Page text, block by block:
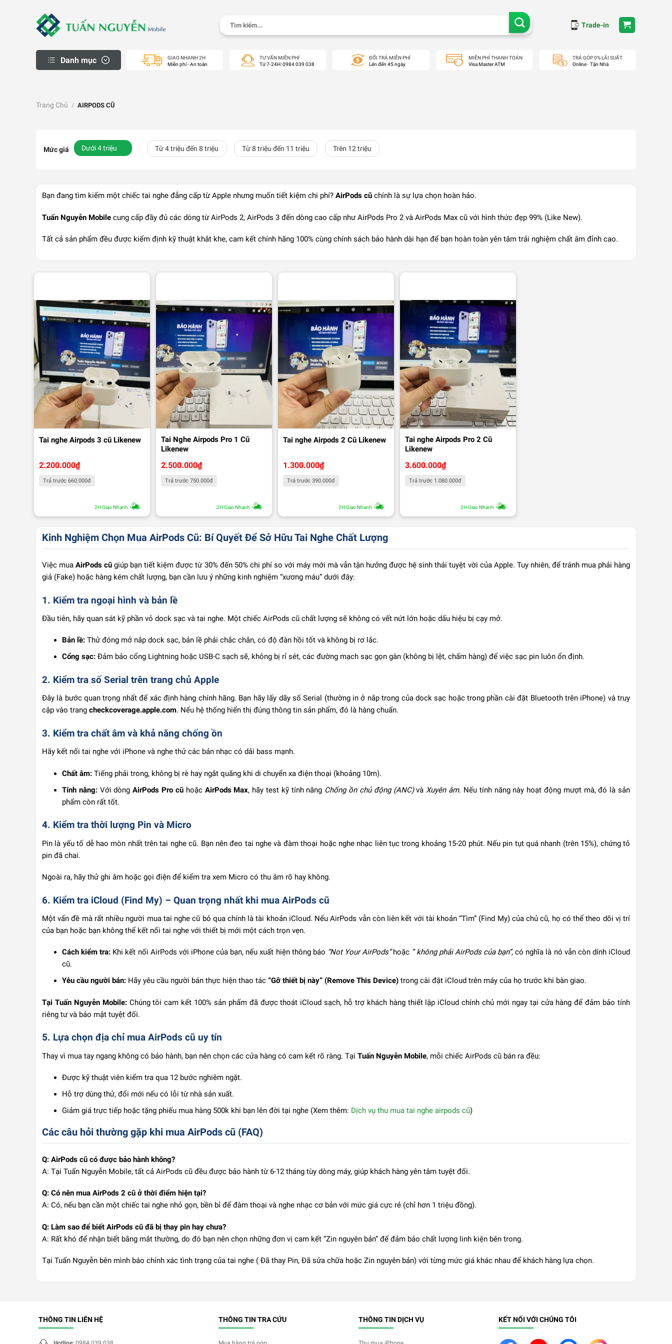
Tìm
Trade-in
Danh mục
Apple Watch cũ
Samsung Cũ
Máy PS Cũ
Mua Hàng Trả Góp
Check Bảo Hành
GIAO NHANH 2H
Miễn phí - An toàn
TƯ VẤN MIỄN PHÍ
Từ 7-24H: 0984 039 038
ĐỔI TRẢ MIỄN PHÍ
Lên đến 45 ngày
MIỄN PHÍ THANH TOÁN
Visa Master ATM
TRẢ GÓP 0% LÃI SUẤT
Online - Tận Nhà
Trang Chủ / AIRPODS CŨ
Mức giá Dưới 4 triệu Từ 4 triệu đến 8 triệu Từ 8 triệu đến 11 triệu Trên 12 triệu
Bạn đang tìm kiếm một chiếc tai nghe đẳng cấp từ Apple nhưng muốn tiết kiệm chi phí? AirPods cũ chính là sự lựa chọn hoàn hảo.
Tuấn Nguyễn Mobile cung cấp đầy đủ các dòng từ AirPods 2, AirPods 3 đến dòng cao cấp như AirPods Pro 2 và AirPods Max cũ với hình thức đẹp 99% (Like New).
Tất cả sản phẩm đều được kiểm định kỹ thuật khắt khe, cam kết chính hãng 100% cùng chính sách bảo hành dài hạn để bạn hoàn toàn yên tâm trải nghiệm chất âm đỉnh cao.
Tai nghe Airpods 3 cũ Likenew
2.200.000₫
Trả trước 660.000đ
2H Giao Nhanh
Tai Nghe Airpods Pro 1 Cũ
Likenew
2.500.000₫
Trả trước 750.000đ
2H Giao Nhanh
Tai nghe Airpods 2 Cũ Likenew
1.300.000₫
Trả trước 390.000đ
2H Giao Nhanh
Tai nghe Airpods Pro 2 Cũ
Likenew
3.600.000₫
Trả trước 1.080.000đ
2H Giao Nhanh
Kinh Nghiệm Chọn Mua AirPods Cũ: Bí Quyết Để Sở Hữu Tai Nghe Chất Lượng
Việc muaAirPods cũ giúp bạn tiết kiệm được từ 30% đến 50% chi phí so với máy mới mà vẫn tận hưởng được hệ sinh thái tuyệt vời của Apple. Tuy nhiên, để tránh mua phải hàng
giả (Fake) hoặc hàng kém chất lượng, bạn cần lưu ý những kinh nghiệm “xương máu” dưới đây:
1. Kiểm tra ngoại hình và bản lề
Đầu tiên, hãy quan sát kỹ phần vỏ dock sạc và tai nghe. Một chiếc AirPods cũ chất lượng sẽ không có vết nứt lớn hoặc dấu hiệu bị cạy mở.
Bản lề: Thử đóng mở nắp dock sạc, bản lề phải chắc chắn, có độ đàn hồi tốt và không bị rơ lắc.
Cổng sạc: Đảm bảo cổng Lightning hoặc USB-C sạch sẽ, không bị rỉ sét, các đường mạch sạc gọn gàn (không bị lệt, chấm hàng) để việc sạc pin luôn ổn định.
2. Kiểm tra số Serial trên trang chủ Apple
Đây là bước quan trọng nhất để xác định hàng chính hãng. Bạn hãy lấy dãy số Serial (thường in ở nắp trong của dock sạc hoặc trong phần cài đặt Bluetooth trên iPhone) và truy
cập vào trang checkcoverage.apple.com. Nếu hệ thống hiển thị đúng thông tin sản phẩm, đó là hàng chuẩn.
3. Kiểm tra chất âm và khả năng chống ồn
Hãy kết nối tai nghe với iPhone và nghe thử các bản nhạc có dải bass mạnh.
Chất âm: Tiếng phải trong, không bị rè hay ngắt quãng khi di chuyển xa điện thoại (khoảng 10m).
Tính năng:Với dòngAirPods Pro cũhoặc AirPods Max, hãy test kỹ tính năng Chống ồn chủ động (ANC)vàXuyên âm. Nếu tính năng này hoạt động mượt mà, đó là sản
phẩm còn rất tốt.
4. Kiểm tra thời lượng Pin và Micro
Pin là yếu tố dễ hao mòn nhất trên tai nghe cũ. Bạn nên đeo tai nghe và đàm thoại hoặc nghe nhạc liên tục trong khoảng 15-20 phút. Nếu pin tụt quá nhanh (trên 15%), chứng tỏ
pin đã chai.
Ngoài ra, hãy thử ghi âm hoặc gọi điện để kiểm tra xem Micro có thu âm rõ hay không.
6. Kiểm tra iCloud (Find My) – Quan trọng nhất khi mua AirPods cũ
Một vấn đề mà rất nhiều người mua tai nghe cũ bỏ qua chính là tài khoản iCloud. Nếu AirPods vẫn còn liên kết với tài khoản “Tìm” (Find My) của chủ cũ, họ có thể theo dõi vị trí
của bạn hoặc bạn không thể kết nối tai nghe với thiết bị mới một cách trọn vẹn.
Cách kiểm tra: Khi kết nối AirPods với iPhone của bạn, nếu xuất hiện thông báo “Not Your AirPods”hoặc ” không phải AirPods của bạn”, có nghĩa là nó vẫn còn dính iCloud
cũ.
Yêu cầu người bán: Hãy yêu cầu người bán thực hiện thao tác “Gỡ thiết bị này” (Remove This Device) trong cài đặt iCloud trên máy của họ trước khi bàn giao.
Tại Tuấn Nguyễn Mobile:Chúng tôi cam kết 100% sản phẩm đã được thoát iCloud sạch, hỗ trợ khách hàng thiết lập iCloud chính chủ mới ngay tại cửa hàng để đảm bảo tính
riêng tư và bảo mật tuyệt đối.
5. Lựa chọn địa chỉ mua AirPods cũ uy tín
Thay vì mua tay ngang không có bảo hành, bạn nên chọn các cửa hàng có cam kết rõ ràng. Tại Tuấn Nguyễn Mobile, mỗi chiếc AirPods cũ bán ra đều:
Được kỹ thuật viên kiểm tra qua 12 bước nghiêm ngặt.
Hỗ trợ dùng thử, đổi mới nếu có lỗi từ nhà sản xuất.
Giảm giá trực tiếp hoặc tặng phiếu mua hàng 500k khi bạn lên đời tại nghe (Xem thêm: Dịch vụ thu mua tai nghe airpods cũ)
Các câu hỏi thường gặp khi mua AirPods cũ (FAQ)
Q: AirPods cũ có được bảo hành không?
A: Tại Tuấn Nguyễn Mobile, tất cả AirPods cũ đều được bảo hành từ 6-12 tháng tùy dòng máy, giúp khách hàng yên tâm tuyệt đối.
Q: Có nên mua AirPods 2 cũ ở thời điểm hiện tại?
A: Có, nếu bạn cần một chiếc tai nghe nhỏ gọn, bền bỉ để đàm thoại và nghe nhạc cơ bản với mức giá cực rẻ (chỉ hơn 1 triệu đồng).
Q: Làm sao để biết AirPods cũ đã bị thay pin hay chưa?
A: Rất khó để nhận biết bằng mắt thường, do đó bạn nên chọn những đơn vị cam kết “Zin nguyên bản” để đảm bảo chất lượng linh kiện bên trong.
Tại Tuấn Nguyễn bên mình báo chính xác tình trạng của tai nghe ( Đã thay Pin, Đã sửa chữa hoặc Zin nguyên bản) với từng mức giá khác nhau để khách hàng lựa chọn.
THÔNG TIN LIÊN HỆ THÔNG TIN TRA CỨU THÔNG TIN DỊCH VỤ KẾT NỐI VỚI CHÚNG TÔI